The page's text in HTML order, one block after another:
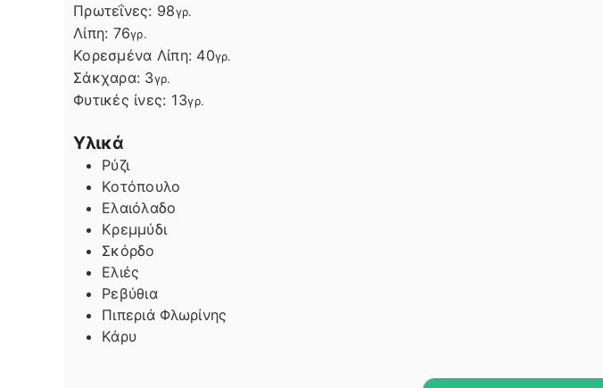
Πρωτεΐνες: 98γρ.
Λίπη
Λίπη: 76γρ.
Κορεσμένα Λίπη: 40γρ.
Σάκχαρα: 3γρ.
Φυτικές ίνες: 13γρ.
Υλικά
Ρύζι
Κοτόπουλο
Ελαιόλαδο
Κρεμμύδι
Σκόρδο
Ελιές
Ρεβύθια
Πιπεριά Φλωρίνης
Κάρυ